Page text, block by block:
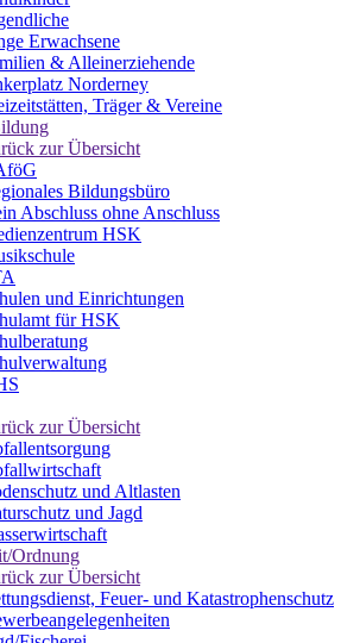
Erwachsene
& Alleinerziehende
Norderney
Träger & Vereine
zur Übersicht
Bildungsbüro
Abschluss ohne Anschluss
HSK
und Einrichtungen
für HSK
zur Übersicht
und Altlasten
und Jagd
Ordnung
zur Übersicht
Feuer- und Katastrophenschutz